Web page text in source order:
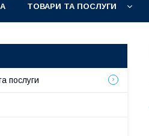
ТОВАРИ ТА ПОСЛУГИ
послуги